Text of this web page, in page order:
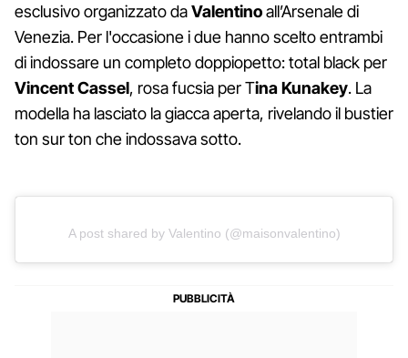
esclusivo organizzato daValentinoall’Arsenale di
Venezia. Per l'occasione i due hanno scelto entrambi
di indossare un completo doppiopetto: total black per
Vincent Cassel, rosa fucsia per Tina Kunakey. La
modella ha lasciato la giacca aperta, rivelando il bustier
ton sur ton che indossava sotto.
A post shared by Valentino (@maisonvalentino)